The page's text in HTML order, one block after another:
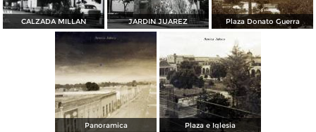
CALZADA MILLAN JARDIN JUAREZ Plaza Donato Guerra
Panoramica Plaza e Iglesia